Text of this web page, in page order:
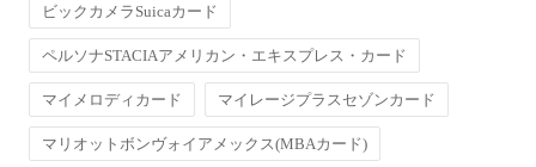
ビックカメラSuicaカード
ペルソナSTACIAアメリカン・エキスプレス・カード
マイメロディカード マイレージプラスセゾンカード
マリオットボンヴォイアメックス(MBAカード)